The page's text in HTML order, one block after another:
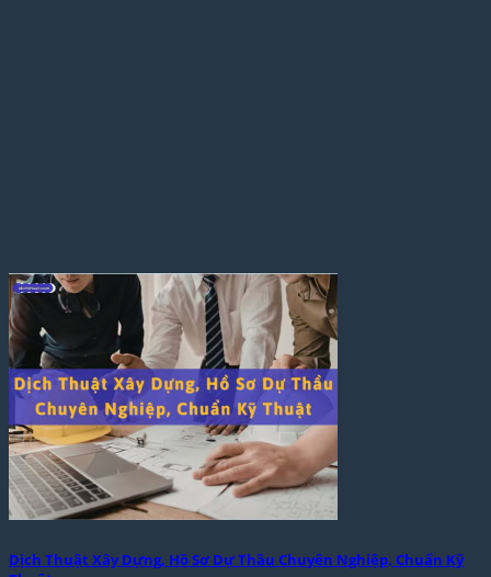
Dịch Thuật Xây Dựng, Hồ Sơ Dự Thầu Chuyên Nghiệp, Chuẩn Kỹ